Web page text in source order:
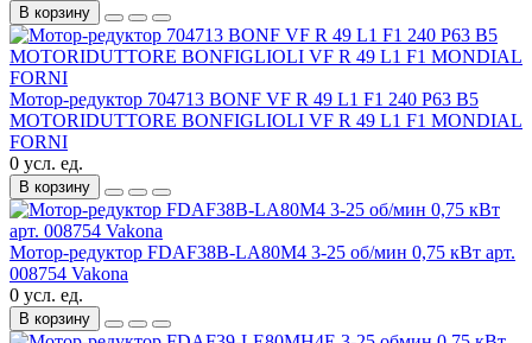
В корзину
Мотор-редуктор 704713 BONF VF R 49 L1 F1 240 P63 B5
MOTORIDUTTORE BONFIGLIOLI VF R 49 L1 F1 MONDIAL
FORNI
0 усл. ед.
В корзину
Мотор-редуктор FDAF38B-LA80M4 3-25 об/мин 0,75 кВт арт.
008754 Vakona
0 усл. ед.
В корзину